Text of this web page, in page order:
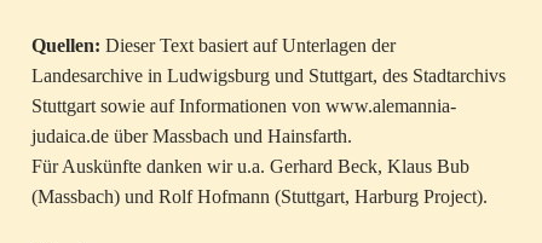
Quellen: Dieser Text basiert auf Unterlagen der
Landesarchive in Ludwigsburg und Stuttgart, des Stadtarchivs
Stuttgart sowie auf Informationen von www.alemannia-
judaica.de über Massbach und Hainsfarth.
Für Auskünfte danken wir u.a. Gerhard Beck, Klaus Bub
(Massbach) und Rolf Hofmann (Stuttgart, Harburg Project).